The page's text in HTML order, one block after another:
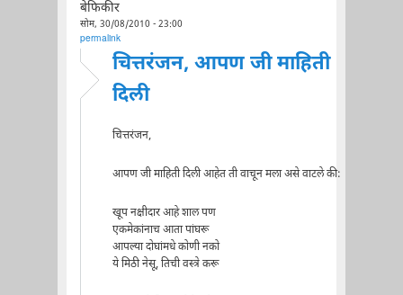
बेफिकीर
सोम, 30/08/2010 - 23:00
permalink
चित्तरंजन, आपण जी माहिती
दिली
चित्तरंजन,
आपण जी माहिती दिली आहेत ती वाचून मला असे वाटले की:
खूप नक्षीदार आहे शाल पण
एकमेकांनाच आता पांघरू
आपल्या दोघांमधे कोणी नको
ये मिठी नेसू, तिची वस्त्रे करू